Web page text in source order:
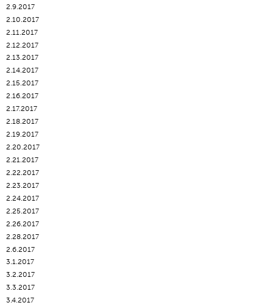
2.9.2017
2.10.2017
2.11.2017
2.12.2017
2.13.2017
2.14.2017
2.15.2017
2.16.2017
2.17.2017
2.18.2017
2.19.2017
2.20.2017
2.21.2017
2.22.2017
2.23.2017
2.24.2017
2.25.2017
2.26.2017
2.28.2017
2.6.2017
3.1.2017
3.2.2017
3.3.2017
3.4.2017